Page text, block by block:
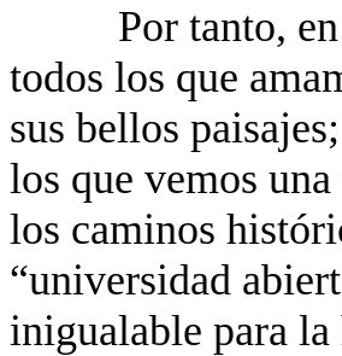
Por tanto,
todos los que
sus bellos
los que vemos
los caminos
“universidad
inigualable para la